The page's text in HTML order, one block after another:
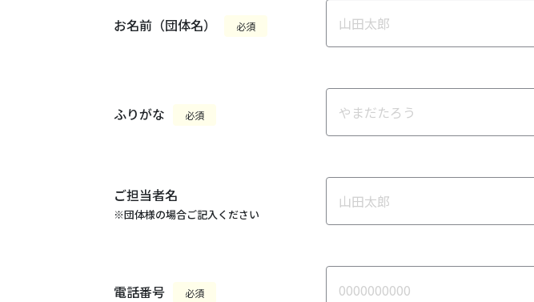
お名前（団体名） 必須
ふりがな 必須
ご担当者名
※団体様の場合ご記入ください
電話番号 必須